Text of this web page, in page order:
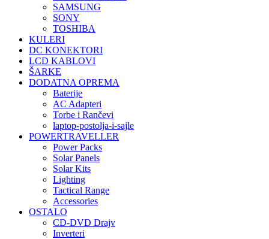
SAMSUNG
SONY
TOSHIBA
KULERI
DC KONEKTORI
LCD KABLOVI
ŠARKE
DODATNA OPREMA
Baterije
AC Adapteri
Torbe i Rančevi
laptop-postolja-i-sajle
POWERTRAVELLER
Power Packs
Solar Panels
Solar Kits
Lighting
Tactical Range
Accessories
OSTALO
CD-DVD Drajv
Inverteri